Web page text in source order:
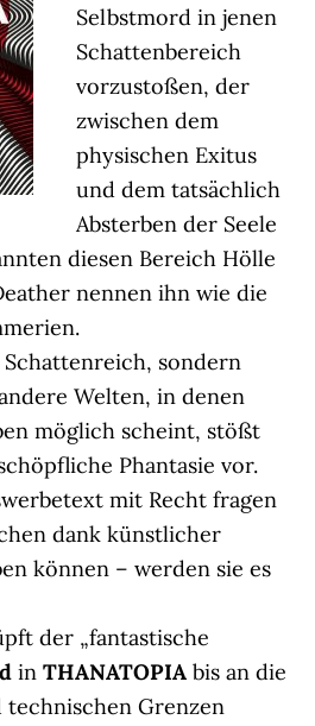
Selbstmord in jenen
Schattenbereich
vorzustoßen, der
zwischen dem
physischen Exitus
und dem tatsächlich
Absterben der Seele
diesen Bereich Hölle
nennen ihn wie die
sondern
Welten, in denen
möglich scheint, stößt
Phantasie vor.
mit Recht fragen
dank künstlicher
können – werden sie es
der „fantastische
inTHANATOPIAbis an die
Grenzen